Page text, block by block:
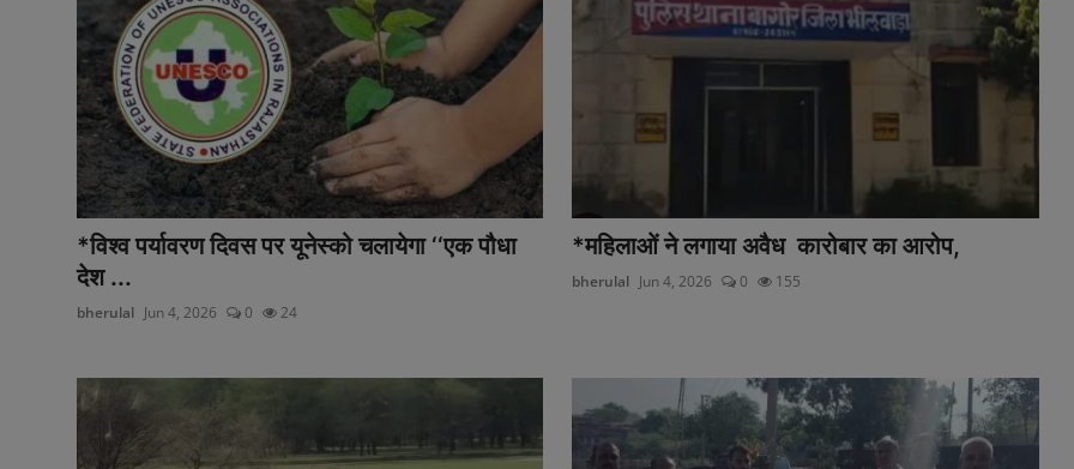
*विश्व पर्यावरण दिवस पर यूनेस्को चलायेगा ‘‘एक पौधा
देश ...
bherulal Jun 4, 2026 0 24
*महिलाओं ने लगाया अवैध कारोबार का आरोप,
bherulal Jun 4, 2026 0 155